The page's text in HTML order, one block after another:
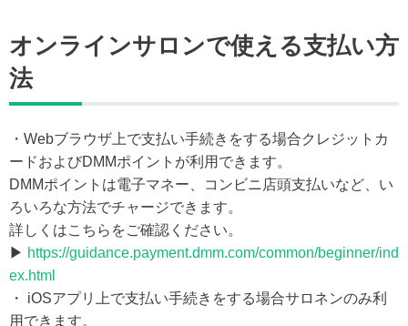
オンラインサロンで使える支払い方
法
・Webブラウザ上で支払い手続きをする場合クレジットカ
ードおよびDMMポイントが利用できます。
DMMポイントは電子マネー、コンビニ店頭支払いなど、い
ろいろな方法でチャージできます。
詳しくはこちらをご確認ください。
▶ https://guidance.payment.dmm.com/common/beginner/ind
ex.html
・ iOSアプリ上で支払い手続きをする場合サロネンのみ利
用できます。